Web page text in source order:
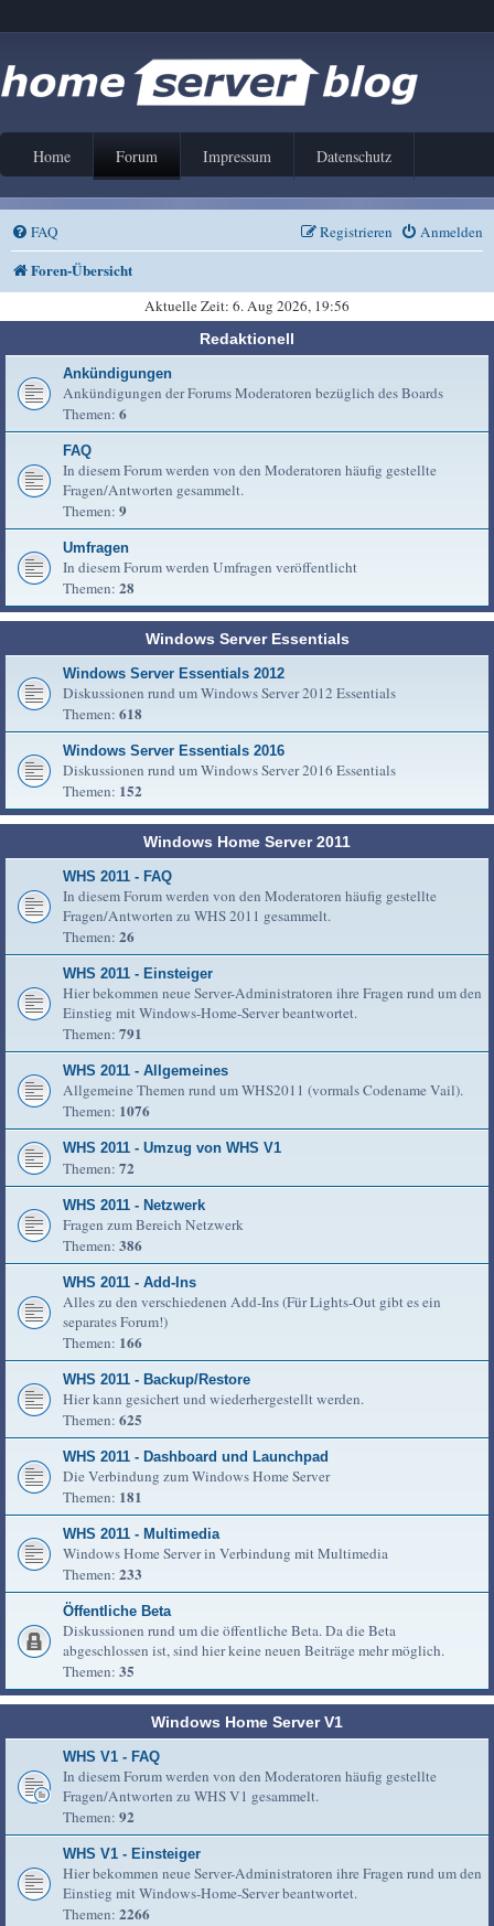
Home Forum Impressum Datenschutz
FAQ Anmelden
Registrieren
Foren-Übersicht
Aktuelle Zeit: 6. Aug 2026, 19:56
Redaktionell
Ankündigungen
Ankündigungen der Forums Moderatoren bezüglich des Boards
Themen: 6
FAQ
In diesem Forum werden von den Moderatoren häufig gestellte
Fragen/Antworten gesammelt.
Themen: 9
Umfragen
In diesem Forum werden Umfragen veröffentlicht
Themen: 28
Windows Server Essentials
Windows Server Essentials 2012
Diskussionen rund um Windows Server 2012 Essentials
Themen: 618
Windows Server Essentials 2016
Diskussionen rund um Windows Server 2016 Essentials
Themen: 152
Windows Home Server 2011
WHS 2011 - FAQ
In diesem Forum werden von den Moderatoren häufig gestellte
Fragen/Antworten zu WHS 2011 gesammelt.
Themen: 26
WHS 2011 - Einsteiger
Hier bekommen neue Server-Administratoren ihre Fragen rund um den
Einstieg mit Windows-Home-Server beantwortet.
Themen: 791
WHS 2011 - Allgemeines
Allgemeine Themen rund um WHS2011 (vormals Codename Vail).
Themen: 1076
WHS 2011 - Umzug von WHS V1
Themen: 72
WHS 2011 - Netzwerk
Fragen zum Bereich Netzwerk
Themen: 386
WHS 2011 - Add-Ins
Alles zu den verschiedenen Add-Ins (Für Lights-Out gibt es ein
separates Forum!)
Themen: 166
WHS 2011 - Backup/Restore
Hier kann gesichert und wiederhergestellt werden.
Themen: 625
WHS 2011 - Dashboard und Launchpad
Die Verbindung zum Windows Home Server
Themen: 181
WHS 2011 - Multimedia
Windows Home Server in Verbindung mit Multimedia
Themen: 233
Öffentliche Beta
Diskussionen rund um die öffentliche Beta. Da die Beta
abgeschlossen ist, sind hier keine neuen Beiträge mehr möglich.
Themen: 35
Windows Home Server V1
WHS V1 - FAQ
In diesem Forum werden von den Moderatoren häufig gestellte
Fragen/Antworten zu WHS V1 gesammelt.
Themen: 92
WHS V1 - Einsteiger
Hier bekommen neue Server-Administratoren ihre Fragen rund um den
Einstieg mit Windows-Home-Server beantwortet.
Themen: 2266